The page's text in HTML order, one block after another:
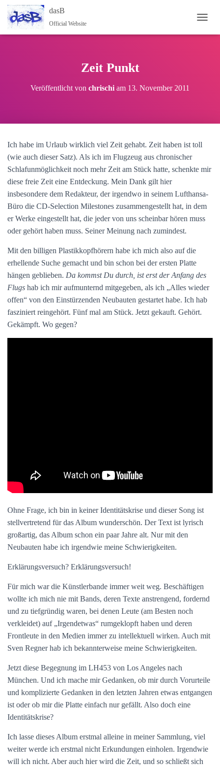
dasB
Official Website
Zeit Punkt
Veröffentlicht von chrischi am 13. November 2011
Ich habe im Urlaub wirklich viel Zeit gehabt. Zeit haben ist toll
(wie auch dieser Satz). Als ich im Flugzeug aus chronischer
Schlafunmöglichkeit noch mehr Zeit am Stück hatte, schenkte mir
diese freie Zeit eine Entdeckung. Mein Dank gilt hier
insbesondere dem Redakteur, der irgendwo in seinem Lufthansa-
Büro die CD-Selection Milestones zusammengestellt hat, in dem
er Werke eingestellt hat, die jeder von uns scheinbar hören muss
oder gehört haben muss. Seiner Meinung nach zumindest.
Mit den billigen Plastikkopfhörern habe ich mich also auf die
erhellende Suche gemacht und bin schon bei der ersten Platte
hängen geblieben. Da kommst Du durch, ist erst der Anfang des
Flugs hab ich mir aufmunternd mitgegeben, als ich „Alles wieder
offen“ von den Einstürzenden Neubauten gestartet habe. Ich hab
fasziniert reingehört. Fünf mal am Stück. Jetzt gekauft. Gehört.
Gekämpft. Wo gegen?
Ohne Frage, ich bin in keiner Identitätskrise und dieser Song ist
stellvertretend für das Album wunderschön. Der Text ist lyrisch
großartig, das Album schon ein paar Jahre alt. Nur mit den
Neubauten habe ich irgendwie meine Schwierigkeiten.
Erklärungsversuch? Erklärungsversuch!
Für mich war die Künstlerbande immer weit weg. Beschäftigen
wollte ich mich nie mit Bands, deren Texte anstrengend, fordernd
und zu tiefgründig waren, bei denen Leute (am Besten noch
verkleidet) auf „Irgendetwas“ rumgeklopft haben und deren
Frontleute in den Medien immer zu intellektuell wirken. Auch mit
Sven Regner hab ich bekannterweise meine Schwierigkeiten.
Jetzt diese Begegnung im LH453 von Los Angeles nach
München. Und ich mache mir Gedanken, ob mir durch Vorurteile
und komplizierte Gedanken in den letzten Jahren etwas entgangen
ist oder ob mir die Platte einfach nur gefällt. Also doch eine
Identitätskrise?
Ich lasse dieses Album erstmal alleine in meiner Sammlung, viel
weiter werde ich erstmal nicht Erkundungen einholen. Irgendwie
will ich nicht. Aber auch hier wird die Zeit, und so schließt sich